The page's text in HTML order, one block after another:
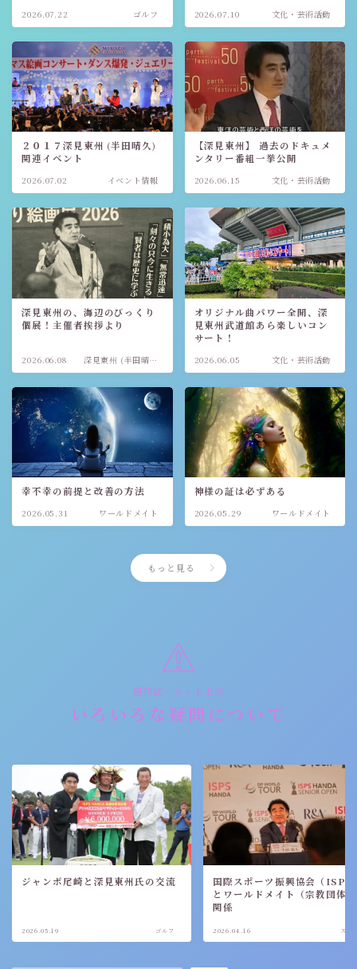
2026.07.22 ゴルフ 2026.07.10 文化・芸術活動
２０１７深見東州 (半田晴久)
関連イベント
2026.07.02 イベント情報
【深見東州】 過去のドキュメ
ンタリー番組一挙公開
2026.06.15 文化・芸術活動
深見東州の、海辺のびっくり
個展！主催者挨拶より
2026.06.08
深見東州 (半田晴
久)
オリジナル曲パワー全開、深
見東州武道館あら楽しいコン
サート！
2026.06.05 文化・芸術活動
幸不幸の前提と改善の方法
2026.05.31 ワールドメイト
神様の証は必ずある
2026.05.29 ワールドメイト
もっと見る
週刊誌・ネット上の
いろいろな疑問について
ジャンボ尾崎と深見東州氏の交流
2026.05.19 ゴルフ
国際スポーツ振興協会（ISPS
とワールドメイト（宗教団体
関係
2026.04.16 スポ